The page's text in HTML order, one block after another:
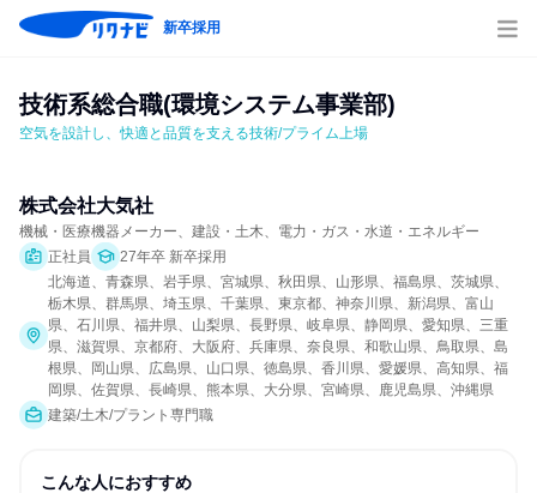
新卒採用
技術系総合職(環境システム事業部)
空気を設計し、快適と品質を支える技術/プライム上場
株式会社大気社
機械・医療機器メーカー、建設・土木、電力・ガス・水道・エネルギー
正社員
27年卒 新卒採用
北海道、青森県、岩手県、宮城県、秋田県、山形県、福島県、茨城県、
栃木県、群馬県、埼玉県、千葉県、東京都、神奈川県、新潟県、富山
県、石川県、福井県、山梨県、長野県、岐阜県、静岡県、愛知県、三重
県、滋賀県、京都府、大阪府、兵庫県、奈良県、和歌山県、鳥取県、島
根県、岡山県、広島県、山口県、徳島県、香川県、愛媛県、高知県、福
岡県、佐賀県、長崎県、熊本県、大分県、宮崎県、鹿児島県、沖縄県
建築/土木/プラント専門職
こんな人におすすめ